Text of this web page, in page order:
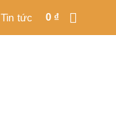
Tin tức 0 ₫